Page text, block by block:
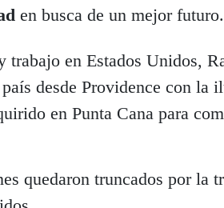
en busca de un mejor futuro.
trabajo en Estados Unidos,
desde Providence con la
en Punta Cana para
quedaron truncados por la